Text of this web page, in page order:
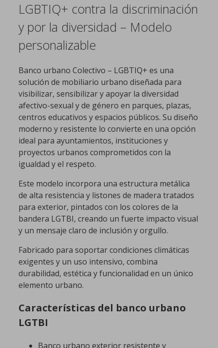
LGBTIQ+ contra la discriminación
y por la diversidad – Modelo
personalizable
Banco urbano Colectivo – LGBTIQ+ es una
solución de mobiliario urbano diseñada para
visibilizar, sensibilizar y apoyar la diversidad
afectivo-sexual y de género en parques, plazas,
centros educativos y espacios públicos. Su diseño
moderno y resistente lo convierte en una opción
ideal para ayuntamientos, instituciones y
proyectos urbanos comprometidos con la
igualdad y el respeto.
Este modelo incorpora una estructura metálica
de alta resistencia y listones de madera tratados
para exterior, pintados con los colores de la
bandera LGTBI, creando un fuerte impacto visual
y un mensaje claro de inclusión y orgullo.
Fabricado para soportar condiciones climáticas
exigentes y un uso intensivo, combina
durabilidad, estética y funcionalidad en un único
elemento urbano.
Características del banco urbano
LGTBI
Banco urbano exterior resistente y